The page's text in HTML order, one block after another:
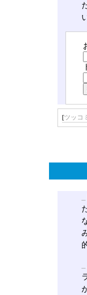
[ツッコ